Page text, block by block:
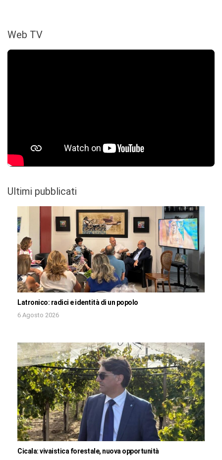
Web TV
Ultimi pubblicati
Latronico: radici e identità di un popolo
6 Agosto 2026
Cicala: vivaistica forestale, nuova opportunità